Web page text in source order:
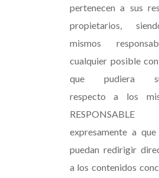
pertenecen a sus
propietarios,
mismos
cualquier posible
que pudiera
respecto a los
RESPONSABLE
expresamente a
puedan redirigir
a los contenidos